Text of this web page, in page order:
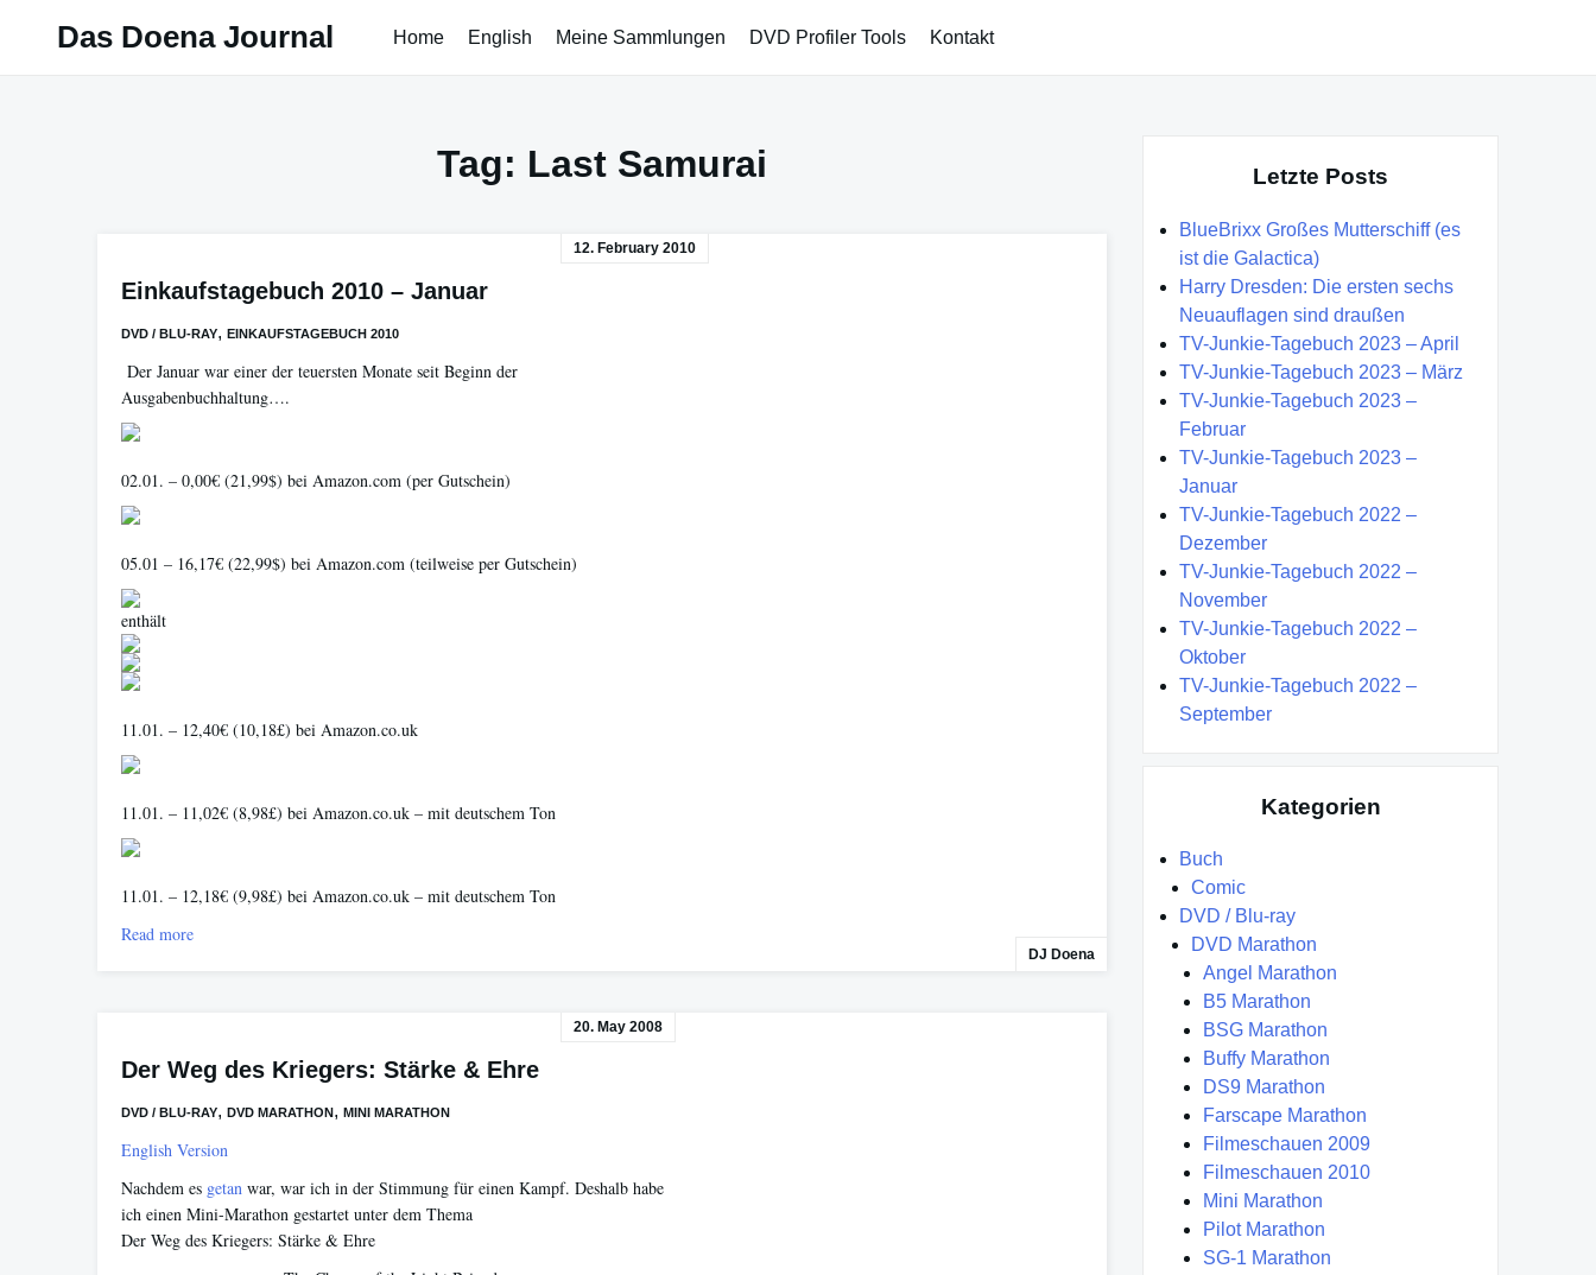
Das Doena Journal Home English Meine Sammlungen DVD Profiler Tools Kontakt
Tag: Last Samurai
12. February 2010
Einkaufstagebuch 2010 – Januar
DVD / BLU-RAY, EINKAUFSTAGEBUCH 2010
Der Januar war einer der teuersten Monate seit Beginn der
Ausgabenbuchhaltung….
02.01. – 0,00€ (21,99$) bei Amazon.com (per Gutschein)
05.01 – 16,17€ (22,99$) bei Amazon.com (teilweise per Gutschein)
enthält
11.01. – 12,40€ (10,18£) bei Amazon.co.uk
11.01. – 11,02€ (8,98£) bei Amazon.co.uk – mit deutschem Ton
11.01. – 12,18€ (9,98£) bei Amazon.co.uk – mit deutschem Ton
Read more
DJ Doena
20. May 2008
Der Weg des Kriegers: Stärke & Ehre
DVD / BLU-RAY, DVD MARATHON, MINI MARATHON
English Version
Nachdem es getan war, war ich in der Stimmung für einen Kampf. Deshalb habe
ich einen Mini-Marathon gestartet unter dem Thema
Der Weg des Kriegers: Stärke & Ehre
Letzte Posts
BlueBrixx Großes Mutterschiff (es
ist die Galactica)
Harry Dresden: Die ersten sechs
Neuauflagen sind draußen
TV-Junkie-Tagebuch 2023 – April
TV-Junkie-Tagebuch 2023 – März
TV-Junkie-Tagebuch 2023 –
Februar
TV-Junkie-Tagebuch 2023 –
Januar
TV-Junkie-Tagebuch 2022 –
Dezember
TV-Junkie-Tagebuch 2022 –
November
TV-Junkie-Tagebuch 2022 –
Oktober
TV-Junkie-Tagebuch 2022 –
September
Kategorien
Buch
Comic
DVD / Blu-ray
DVD Marathon
Angel Marathon
B5 Marathon
BSG Marathon
Buffy Marathon
DS9 Marathon
Farscape Marathon
Filmeschauen 2009
Filmeschauen 2010
Mini Marathon
Pilot Marathon
SG-1 Marathon